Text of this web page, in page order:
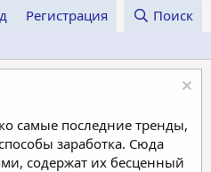
Регистрация Поиск
самые последние тренды,
заработка. Сюда
содержат их бесценный